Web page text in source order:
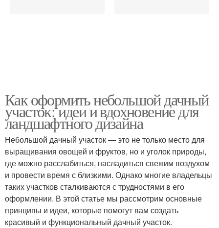
Как оформить небольшой дачный
участок: идеи и вдохновение для
ландшафтного дизайна
Небольшой дачный участок — это не только место для
выращивания овощей и фруктов, но и уголок природы,
где можно расслабиться, насладиться свежим воздухом
и провести время с близкими. Однако многие владельцы
таких участков сталкиваются с трудностями в его
оформлении. В этой статье мы рассмотрим основные
принципы и идеи, которые помогут вам создать
красивый и функциональный дачный участок.